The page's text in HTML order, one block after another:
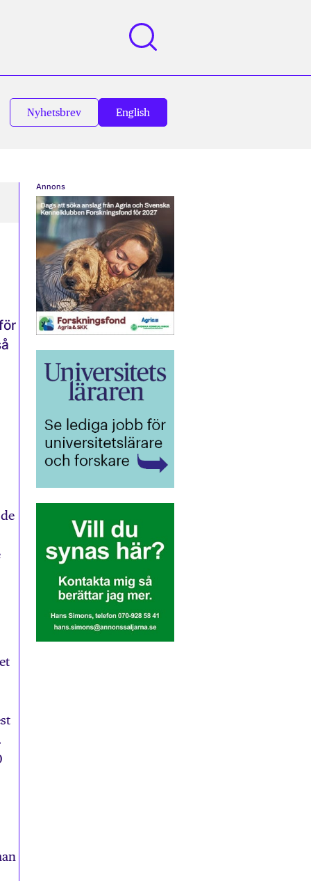
Nyhetsbrev English
Annons